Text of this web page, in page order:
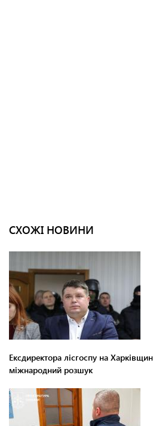
СХОЖІ НОВИНИ
Ексдиректора лісгоспу на
міжнародний розшук